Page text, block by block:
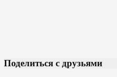
Поделиться с друзьями